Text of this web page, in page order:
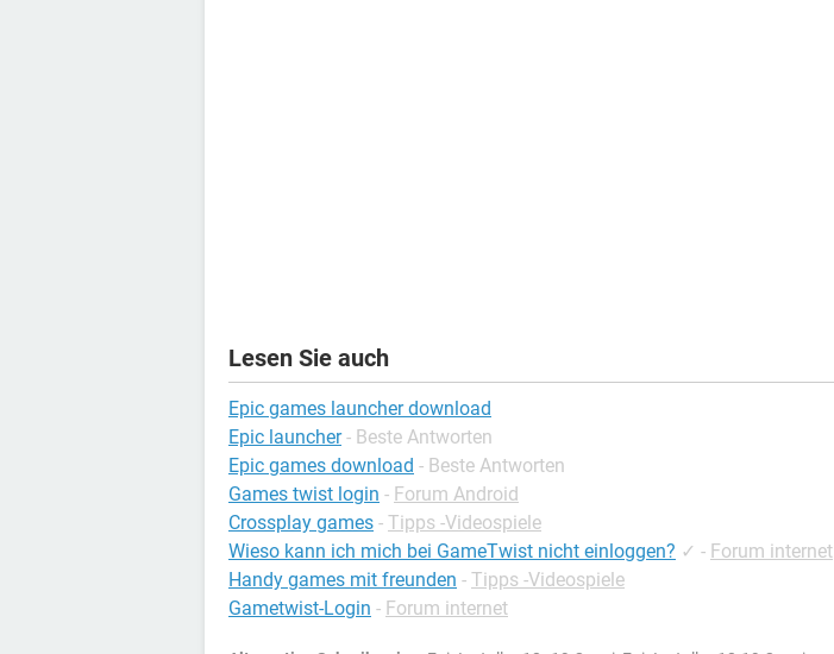
Lesen Sie auch
Epic games launcher download
Epic launcher - Beste Antworten
Epic games download - Beste Antworten
Games twist login - Forum Android
Crossplay games - Tipps -Videospiele
Wieso kann ich mich bei GameTwist nicht einloggen? ✓ - Forum internet
Handy games mit freunden - Tipps -Videospiele
Gametwist-Login - Forum internet